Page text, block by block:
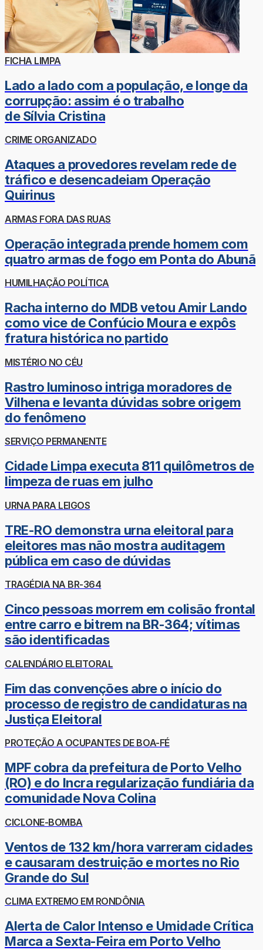
FICHA LIMPA
Lado a lado com a população, e longe da
corrupção: assim é o trabalho
de Sílvia Cristina
CRIME ORGANIZADO
Ataques a provedores revelam rede de
tráfico e desencadeiam Operação
Quirinus
ARMAS FORA DAS RUAS
Operação integrada prende homem com
quatro armas de fogo em Ponta do Abunã
HUMILHAÇÃO POLÍTICA
Racha interno do MDB vetou Amir Lando
como vice de Confúcio Moura e expôs
fratura histórica no partido
MISTÉRIO NO CÉU
Rastro luminoso intriga moradores de
Vilhena e levanta dúvidas sobre origem
do fenômeno
SERVIÇO PERMANENTE
Cidade Limpa executa 811 quilômetros de
limpeza de ruas em julho
URNA PARA LEIGOS
TRE-RO demonstra urna eleitoral para
eleitores mas não mostra auditagem
pública em caso de dúvidas
TRAGÉDIA NA BR-364
Cinco pessoas morrem em colisão frontal
entre carro e bitrem na BR-364; vítimas
são identificadas
CALENDÁRIO ELEITORAL
Fim das convenções abre o início do
processo de registro de candidaturas na
Justiça Eleitoral
PROTEÇÃO A OCUPANTES DE BOA-FÉ
MPF cobra da prefeitura de Porto Velho
(RO) e do Incra regularização fundiária da
comunidade Nova Colina
CICLONE-BOMBA
Ventos de 132 km/hora varreram cidades
e causaram destruição e mortes no Rio
Grande do Sul
CLIMA EXTREMO EM RONDÔNIA
Alerta de Calor Intenso e Umidade Crítica
Marca a Sexta-Feira em Porto Velho